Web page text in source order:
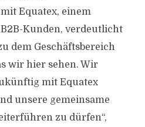
Equatex, einem
Kunden, verdeutlicht
dem Geschäftsbereich
wir hier sehen. Wir
mit Equatex
unsere gemeinsame
zu dürfen“,